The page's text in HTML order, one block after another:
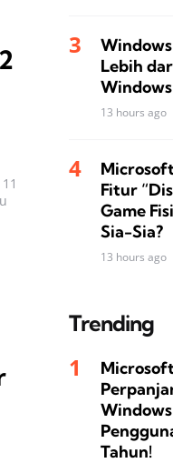
Lebih
13 hours ago
Fitur
Game
Sia-Sia?
13 hours ago
Trending
Windows
Tahun!